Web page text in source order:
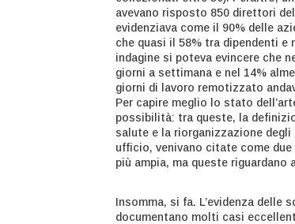
avevano risposto 850 direttori
evidenziava come il 90% delle
che quasi il 58% tra dipendenti
indagine si poteva evincere che
giorni a settimana e nel 14%
giorni di lavoro remotizzato
Per capire meglio lo stato
possibilità: tra queste, la
salute e la riorganizzazione
ufficio, venivano citate come
più ampia, ma queste
Insomma, si fa. L’evidenza
documentano molti casi